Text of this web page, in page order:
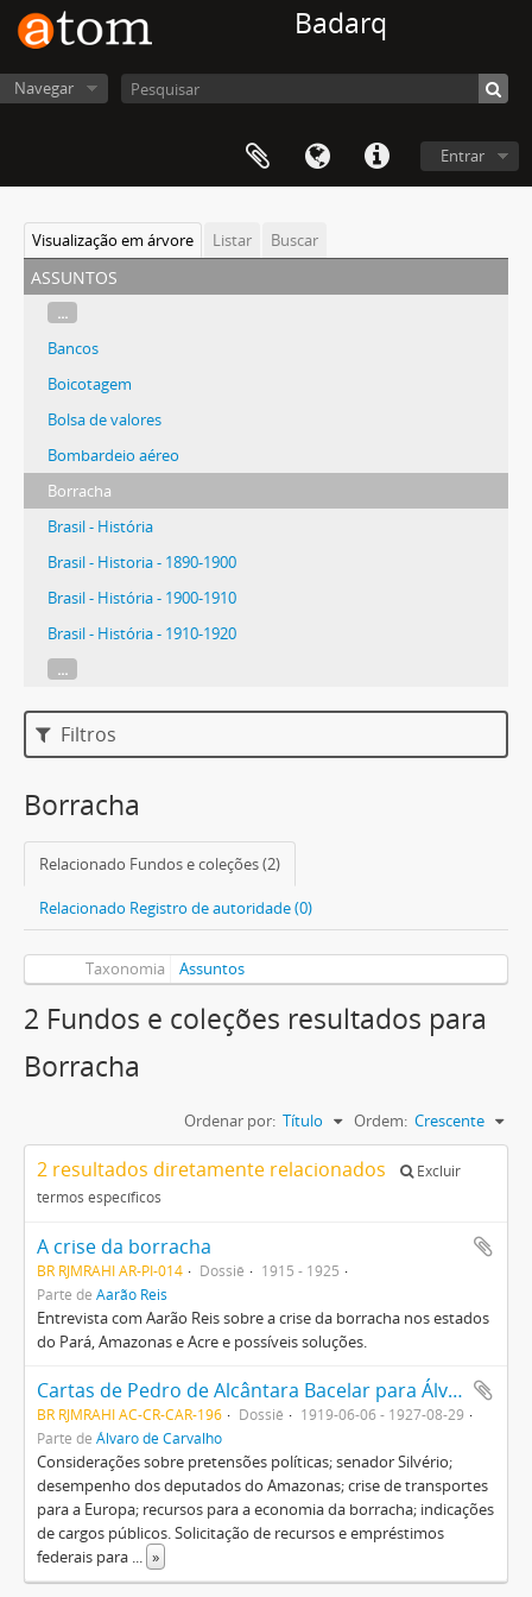
Badarq
Navegar
Entrar
Visualização em árvore Listar Buscar
assuntos
...
Bancos
Boicotagem
Bolsa de valores
Bombardeio aéreo
Borracha
Brasil - História
Brasil - Historia - 1890-1900
Brasil - História - 1900-1910
Brasil - História - 1910-1920
...
Filtros
Borracha
Relacionado Fundos e coleções (2)
Relacionado Registro de autoridade (0)
Taxonomia Assuntos
2 Fundos e coleções resultados para
Borracha
Ordenar por: Título Ordem: Crescente
2 resultados diretamente relacionados
Excluir
termos específicos
A crise da borracha
BR RJMRAHI AR-PI-014 Dossiê
1915 - 1925
Parte de Aarão Reis
Entrevista com Aarão Reis sobre a crise da borracha nos estados
do Pará, Amazonas e Acre e possíveis soluções.
Cartas de Pedro de Alcântara Bacelar para Álvaro de Carvalho
BR RJMRAHI AC-CR-CAR-196 Dossiê
1919-06-06 - 1927-08-29
Parte de Álvaro de Carvalho
Considerações sobre pretensões políticas; senador Silvério;
desempenho dos deputados do Amazonas; crise de transportes
para a Europa; recursos para a economia da borracha; indicações
de cargos públicos. Solicitação de recursos e empréstimos
federais para ... »